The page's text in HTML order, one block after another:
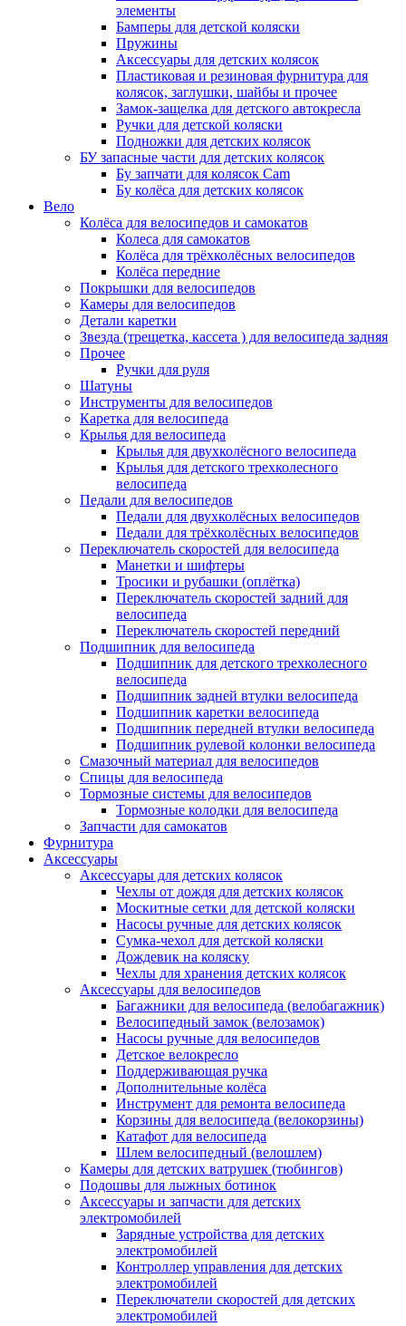
элементы
Бамперы для детской коляски
Пружины
Аксессуары для детских колясок
Пластиковая и резиновая фурнитура для
колясок, заглушки, шайбы и прочее
Замок-защелка для детского автокресла
Ручки для детской коляски
Подножки для детских колясок
БУ запасные части для детских колясок
Бу запчати для колясок Cam
Бу колёса для детских колясок
Вело
Колёса для велосипедов и самокатов
Колеса для самокатов
Колёса для трёхколёсных велосипедов
Колёса передние
Покрышки для велосипедов
Камеры для велосипедов
Детали каретки
Звезда (трещетка, кассета ) для велосипеда задняя
Прочее
Ручки для руля
Шатуны
Инструменты для велосипедов
Каретка для велосипеда
Крылья для велосипеда
Крылья для двухколёсного велосипеда
Крылья для детского трехколесного
велосипеда
Педали для велосипедов
Педали для двухколёсных велосипедов
Педали для трёхколёсных велосипедов
Переключатель скоростей для велосипеда
Манетки и шифтеры
Тросики и рубашки (оплётка)
Переключатель скоростей задний для
велосипеда
Переключатель скоростей передний
Подшипник для велосипеда
Подшипник для детского трехколесного
велосипеда
Подшипник задней втулки велосипеда
Подшипник каретки велосипеда
Подшипник передней втулки велосипеда
Подшипник рулевой колонки велосипеда
Смазочный материал для велосипедов
Спицы для велосипеда
Тормозные системы для велосипедов
Тормозные колодки для велосипеда
Запчасти для самокатов
Фурнитура
Аксессуары
Аксессуары для детских колясок
Чехлы от дождя для детских колясок
Москитные сетки для детской коляски
Насосы ручные для детских колясок
Сумка-чехол для детской коляски
Дождевик на коляску
Чехлы для хранения детских колясок
Аксессуары для велосипедов
Багажники для велосипеда (велобагажник)
Велосипедный замок (велозамок)
Насосы ручные для велосипедов
Детское велокресло
Поддерживающая ручка
Дополнительные колёса
Инструмент для ремонта велосипеда
Корзины для велосипеда (велокорзины)
Катафот для велосипеда
Шлем велосипедный (велошлем)
Камеры для детских ватрушек (тюбингов)
Подошвы для лыжных ботинок
Аксессуары и запчасти для детских
электромобилей
Зарядные устройства для детских
электромобилей
Контроллер управления для детских
электромобилей
Переключатели скоростей для детских
электромобилей